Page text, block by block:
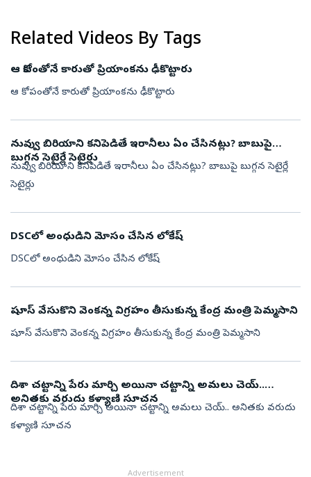
Related Videos By Tags
ఆ కోపంతోనే కారుతో ప్రియాంకను ఢీకొట్టారు
ఆ కోపంతోనే కారుతో ప్రియాంకను ఢీకొట్టారు
నువ్వు బిరియాని కనిపెడితే ఇరానీలు ఏం చేసినట్లు? బాబుపై
బుగ్గన సెటైర్లే సెటైర్లు
నువ్వు బిరియాని కనిపెడితే ఇరానీలు ఏం చేసినట్లు? బాబుపై బుగ్గన సెటైర్లే
సెటైర్లు
DSCలో అంధుడిని మోసం చేసిన లోకేష్
DSCలో అంధుడిని మోసం చేసిన లోకేష్
షూస్ వేసుకొని వెంకన్న విగ్రహం తీసుకున్న కేంద్ర మంత్రి పెమ్మసాని
షూస్ వేసుకొని వెంకన్న విగ్రహం తీసుకున్న కేంద్ర మంత్రి పెమ్మసాని
దిశా చట్టాన్ని పేరు మార్చి అయినా చట్టాన్ని అమలు చెయ్..
అనితకు వరుదు కళ్యాణి సూచన
దిశా చట్టాన్ని పేరు మార్చి అయినా చట్టాన్ని అమలు చెయ్.. అనితకు వరుదు
కళ్యాణి సూచన
Advertisement